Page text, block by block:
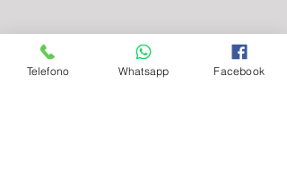
Telefono Whatsapp Facebook